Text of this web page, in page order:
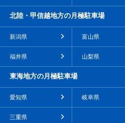
北陸・甲信越地方の月極駐車場
新潟県 富山県
福井県 山梨県
東海地方の月極駐車場
愛知県 岐阜県
三重県